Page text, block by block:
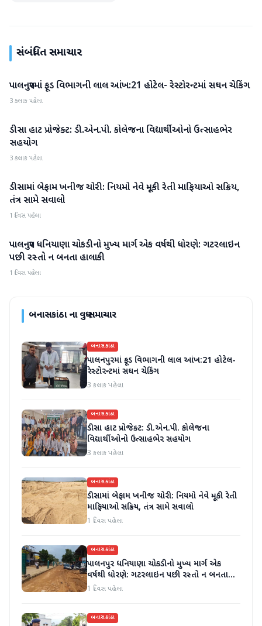
સંબંધિત સમાચાર
બનાસકાંઠા
પાલનપુરમાં ફૂડ વિભાગની લાલ આંખ:21 હોટેલ- રેસ્ટોરન્ટમાં સઘન ચેકિંગ
3 કલાક પહેલા
બનાસકાંઠા
ડીસા હાટ પ્રોજેક્ટ: ડી.એન.પી. કોલેજના વિદ્યાર્થીઓનો ઉત્સાહભેર
સહયોગ
3 કલાક પહેલા
બનાસકાંઠા
ડીસામાં બેફામ ખનીજ ચોરી: નિયમો નેવે મૂકી રેતી માફિયાઓ સક્રિય,
તંત્ર સામે સવાલો
1 દિવસ પહેલા
બનાસકાંઠા
પાલનપુર ધનિયાણા ચોકડીનો મુખ્ય માર્ગ એક વર્ષથી ધોરણે: ગટરલાઇન
પછી રસ્તો ન બનતા હાલાકી
1 દિવસ પહેલા
બનાસકાંઠાના વધુ સમાચાર
બનાસકાંઠા
પાલનપુરમાં ફૂડ વિભાગની લાલ આંખ:21 હોટેલ-
રેસ્ટોરન્ટમાં સઘન ચેકિંગ
3 કલાક પહેલા
બનાસકાંઠા
ડીસા હાટ પ્રોજેક્ટ: ડી.એન.પી. કોલેજના
વિદ્યાર્થીઓનો ઉત્સાહભેર સહયોગ
3 કલાક પહેલા
બનાસકાંઠા
ડીસામાં બેફામ ખનીજ ચોરી: નિયમો નેવે મૂકી રેતી
માફિયાઓ સક્રિય, તંત્ર સામે સવાલો
1 દિવસ પહેલા
બનાસકાંઠા
પાલનપુર ધનિયાણા ચોકડીનો મુખ્ય માર્ગ એક
વર્ષથી ધોરણે: ગટરલાઇન પછી રસ્તો ન બનતા
હાલાકી
1 દિવસ પહેલા
બનાસકાંઠા